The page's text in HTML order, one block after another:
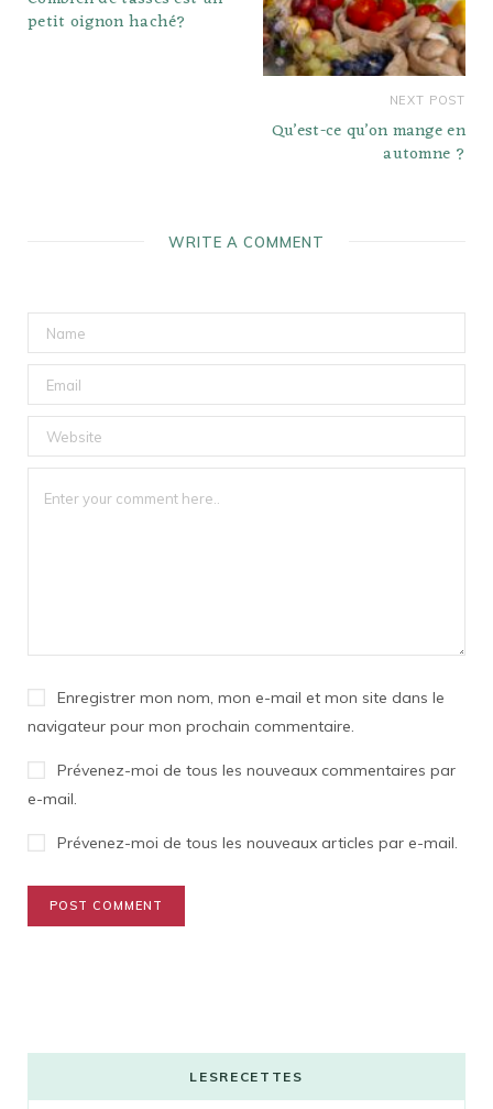
petit oignon haché?
NEXT POST
Qu’est-ce qu’on mange en
automne ?
WRITE A COMMENT
Enregistrer mon nom, mon e-mail et mon site dans le
navigateur pour mon prochain commentaire.
Prévenez-moi de tous les nouveaux commentaires par
e-mail.
Prévenez-moi de tous les nouveaux articles par e-mail.
LESRECETTES